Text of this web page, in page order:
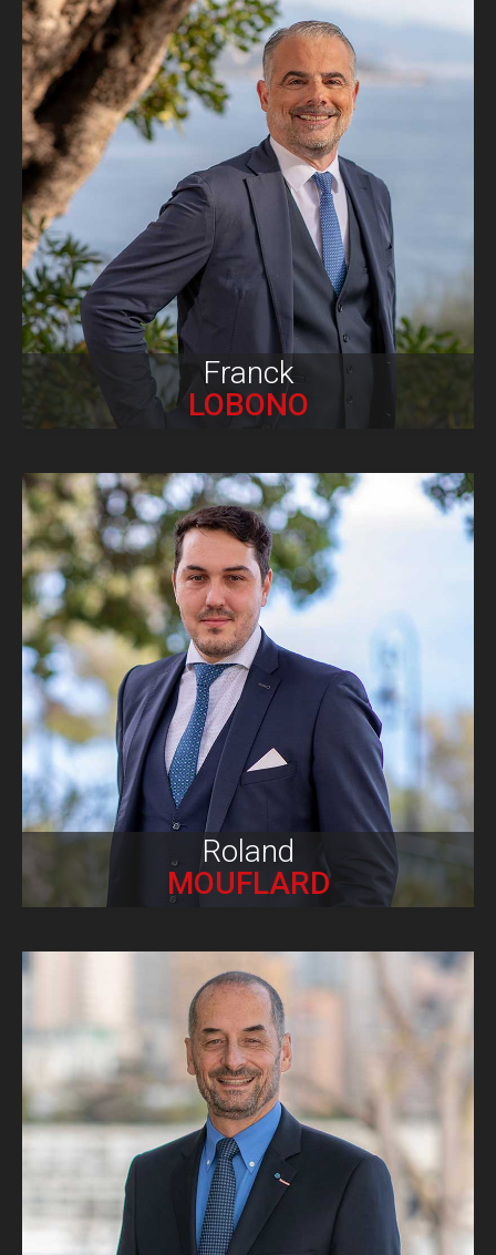
Biographie
Franck
LOBONO
Biographie
Roland
MOUFLARD
Biographie